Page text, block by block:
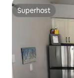
Superhost
Superhost